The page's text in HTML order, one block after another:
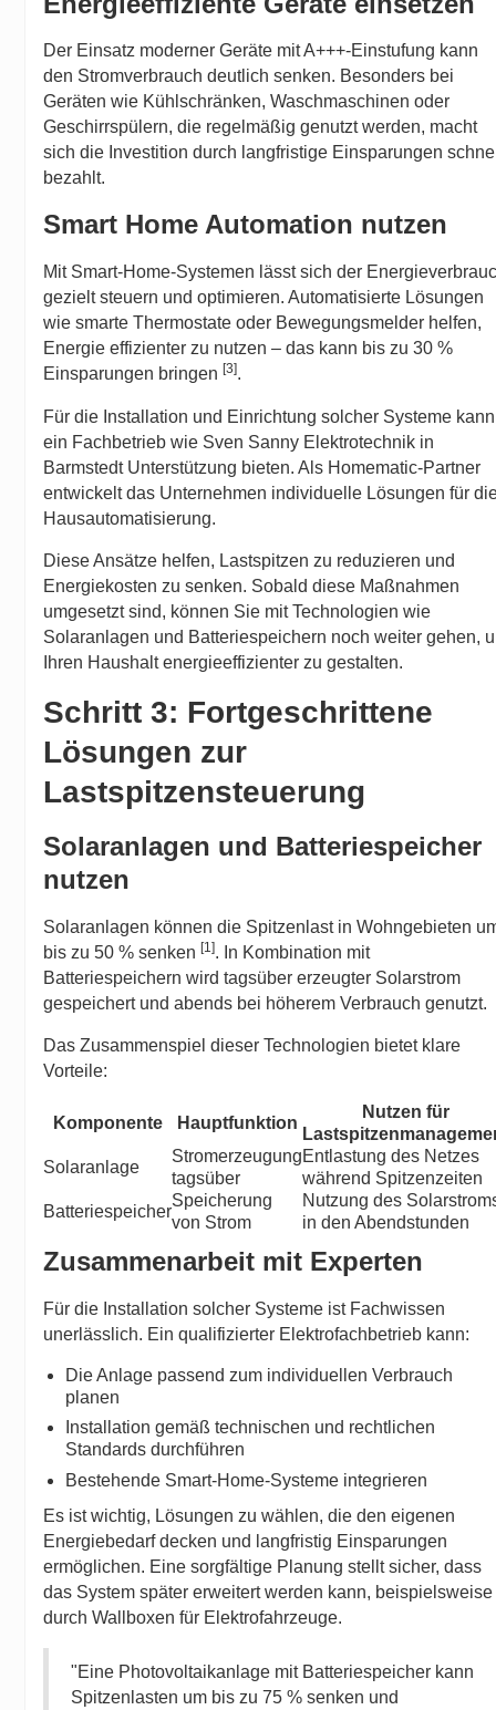
Der Einsatz moderner Geräte mit A+++-Einstufung kann
den Stromverbrauch deutlich senken. Besonders bei
Geräten wie Kühlschränken, Waschmaschinen oder
Geschirrspülern, die regelmäßig genutzt werden, macht
sich die Investition durch langfristige Einsparungen
bezahlt.
Smart Home Automation nutzen
Mit Smart-Home-Systemen lässt sich der
gezielt steuern und optimieren. Automatisierte Lösungen
wie smarte Thermostate oder Bewegungsmelder helfen,
Energie effizienter zu nutzen – das kann bis zu 30 %
Einsparungen bringen[3].
Für die Installation und Einrichtung solcher Systeme kann
ein Fachbetrieb wie Sven Sanny Elektrotechnik in
Barmstedt Unterstützung bieten. Als Homematic-Partner
entwickelt das Unternehmen individuelle Lösungen für
Hausautomatisierung.
Diese Ansätze helfen, Lastspitzen zu reduzieren und
Energiekosten zu senken. Sobald diese Maßnahmen
umgesetzt sind, können Sie mit Technologien wie
Solaranlagen und Batteriespeichern noch weiter gehen,
Ihren Haushalt energieeffizienter zu gestalten.
Schritt 3: Fortgeschrittene
Lösungen zur
Lastspitzensteuerung
Solaranlagen und Batteriespeicher
nutzen
Solaranlagen können die Spitzenlast in Wohngebieten
bis zu 50 % senken[1]. In Kombination mit
Batteriespeichern wird tagsüber erzeugter Solarstrom
gespeichert und abends bei höherem Verbrauch genutzt.
Das Zusammenspiel dieser Technologien bietet klare
Vorteile:
Komponente Hauptfunktion
Nutzen für
Solaranlage
Stromerzeugung
tagsüber
Entlastung des Netzes
während Spitzenzeiten
Batteriespeicher
Speicherung
von Strom
Nutzung des
in den Abendstunden
Zusammenarbeit mit Experten
Für die Installation solcher Systeme ist Fachwissen
unerlässlich. Ein qualifizierter Elektrofachbetrieb kann:
Die Anlage passend zum individuellen Verbrauch
planen
Installation gemäß technischen und rechtlichen
Standards durchführen
Bestehende Smart-Home-Systeme integrieren
Es ist wichtig, Lösungen zu wählen, die den eigenen
Energiebedarf decken und langfristig Einsparungen
ermöglichen. Eine sorgfältige Planung stellt sicher, dass
das System später erweitert werden kann, beispielsweise
durch Wallboxen für Elektrofahrzeuge.
"Eine Photovoltaikanlage mit Batteriespeicher kann
Spitzenlasten um bis zu 75 % senken und